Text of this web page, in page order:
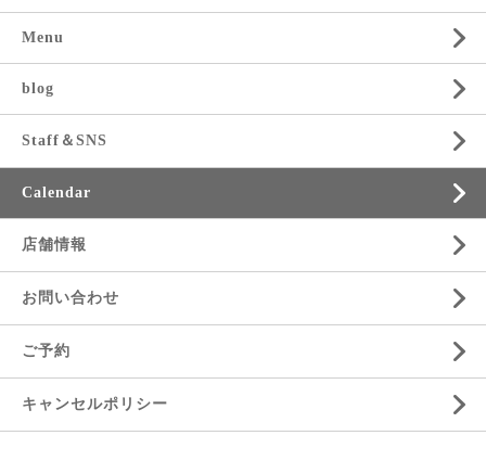
Menu
blog
Staff＆SNS
Calendar
店舗情報
お問い合わせ
ご予約
キャンセルポリシー